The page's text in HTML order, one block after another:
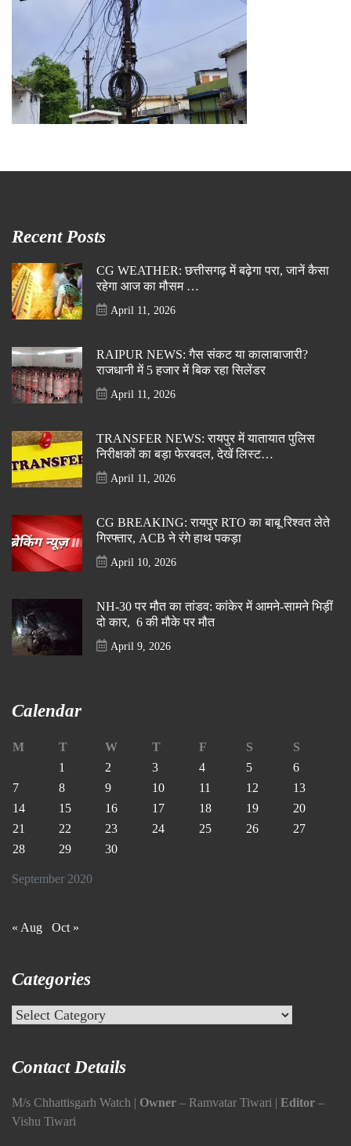
Recent Posts
CG WEATHER: छत्तीसगढ़ में बढ़ेगा परा, जानें कैसा
रहेगा आज का मौसम …
April 11, 2026
RAIPUR NEWS: गैस संकट या कालाबाजारी?
राजधानी में 5 हजार में बिक रहा सिलेंडर
April 11, 2026
TRANSFER NEWS: रायपुर में यातायात पुलिस
निरीक्षकों का बड़ा फेरबदल, देखें लिस्ट…
April 11, 2026
CG BREAKING: रायपुर RTO का बाबू रिश्वत लेते
गिरफ्तार, ACB ने रंगे हाथ पकड़ा
April 10, 2026
NH-30 पर मौत का तांडव: कांकेर में आमने-सामने भिड़ीं
दो कार, 6 की मौके पर मौत
April 9, 2026
Calendar
September 2020
M T W T F S
S
1
2 3 4 5
6
7
8 9 10 11 12
13
14
15 16 17 18 19
20
21
22 23 24 25 26
27
28
29 30
« Aug Oct »
Categories
Categories
Contact Details
M/s Chhattisgarh Watch | Owner – Ramvatar Tiwari | Editor –
Vishu Tiwari